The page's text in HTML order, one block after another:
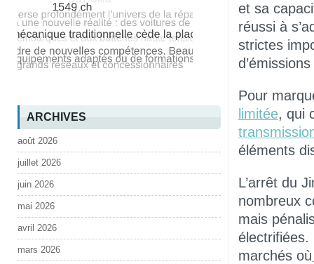
et sa
réussi à
strictes
Pour
limitée, qui
éléments
L’arrêt du
nombreux
mais
électrifiées.
marchés où
ARCHIVES
août 2026
juillet 2026
juin 2026
mai 2026
avril 2026
mars 2026